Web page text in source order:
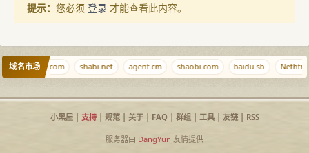
提示： 您必须 登录 才能查看此内容。
域名市场
razeclaw.com shabi.net agent.cm shaobi.com baidu.sb
小黑屋| 支持| 规范| 关于| FAQ| 群组| 工具| 友链| RSS
服务器由 DangYun 友情提供